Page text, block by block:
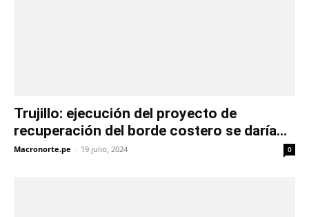
Trujillo: ejecución del proyecto de
recuperación del borde costero se daría...
Macronorte.pe - 19 julio, 2024 0